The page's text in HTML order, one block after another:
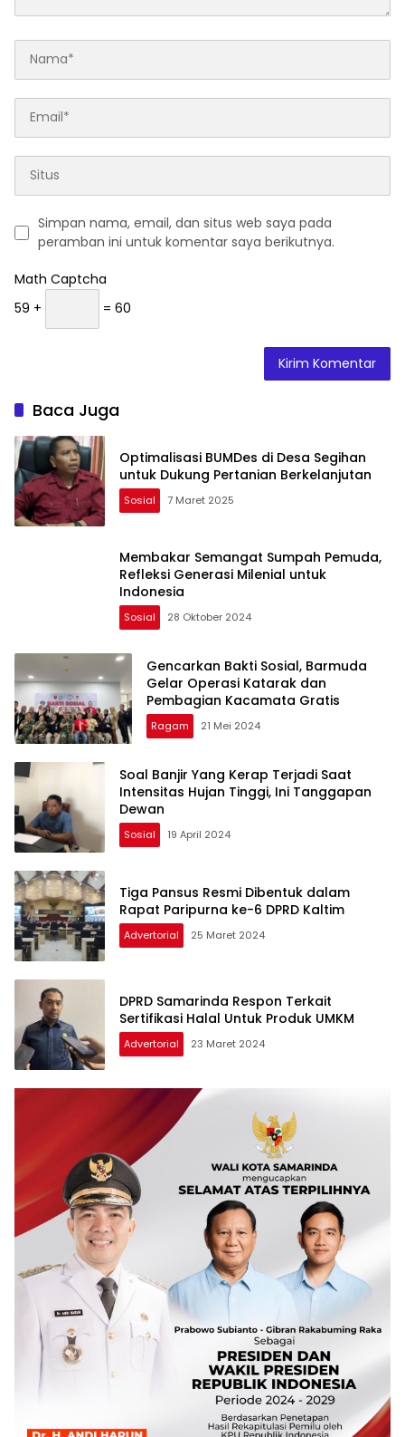
Simpan nama, email, dan situs web saya pada
peramban ini untuk komentar saya berikutnya.
Math Captcha
59 +
= 60
Baca Juga
Optimalisasi BUMDes di Desa Segihan
untuk Dukung Pertanian Berkelanjutan
Sosial 7 Maret 2025
Membakar Semangat Sumpah Pemuda,
Refleksi Generasi Milenial untuk
Indonesia
Sosial 28 Oktober 2024
Gencarkan Bakti Sosial, Barmuda
Gelar Operasi Katarak dan
Pembagian Kacamata Gratis
Ragam 21 Mei 2024
Soal Banjir Yang Kerap Terjadi Saat
Intensitas Hujan Tinggi, Ini Tanggapan
Dewan
Sosial 19 April 2024
Tiga Pansus Resmi Dibentuk dalam
Rapat Paripurna ke-6 DPRD Kaltim
Advertorial 25 Maret 2024
DPRD Samarinda Respon Terkait
Sertifikasi Halal Untuk Produk UMKM
Advertorial 23 Maret 2024